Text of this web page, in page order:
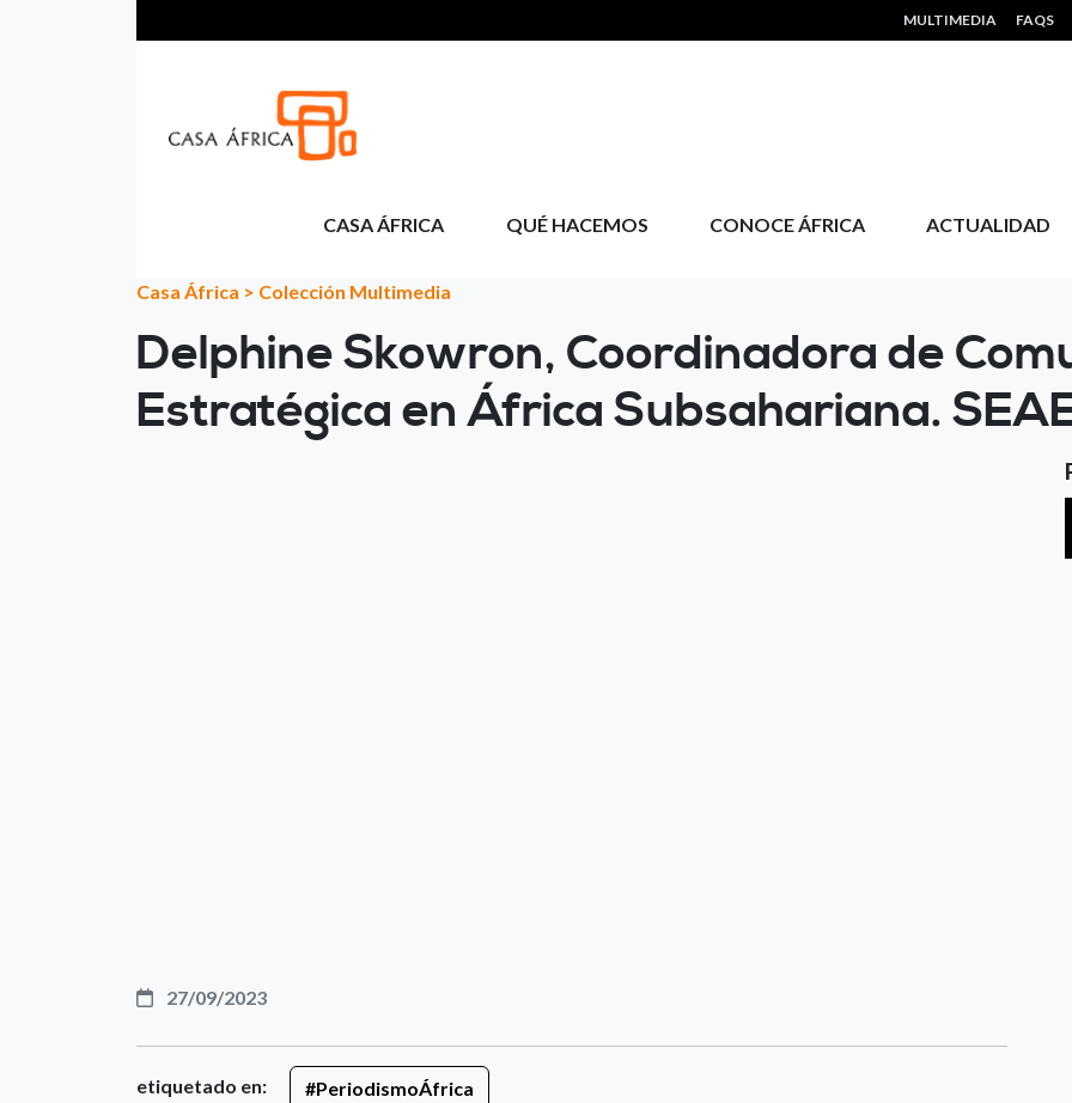
HEADER MENU
MULTIMEDIA FAQS
CASA ÁFRICA QUÉ HACEMOS CONOCE ÁFRICA ACTUALIDAD
Casa África > Colección Multimedia
Delphine Skowron, Coordinadora de
Estratégica en África Subsahariana.
27/09/2023
etiquetado en: #PeriodismoÁfrica